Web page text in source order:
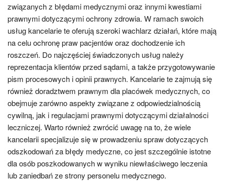
związanych z błędami medycznymi oraz innymi kwestiami
prawnymi dotyczącymi ochrony zdrowia. W ramach swoich
usług kancelarie te oferują szeroki wachlarz działań, które mają
na celu ochronę praw pacjentów oraz dochodzenie ich
roszczeń. Do najczęściej świadczonych usług należy
reprezentacja klientów przed sądami, a także przygotowywanie
pism procesowych i opinii prawnych. Kancelarie te zajmują się
również doradztwem prawnym dla placówek medycznych, co
obejmuje zarówno aspekty związane z odpowiedzialnością
cywilną, jak i regulacjami prawnymi dotyczącymi działalności
leczniczej. Warto również zwrócić uwagę na to, że wiele
kancelarii specjalizuje się w prowadzeniu spraw dotyczących
odszkodowań za błędy medyczne, co jest szczególnie istotne
dla osób poszkodowanych w wyniku niewłaściwego leczenia
lub zaniedbań ze strony personelu medycznego.